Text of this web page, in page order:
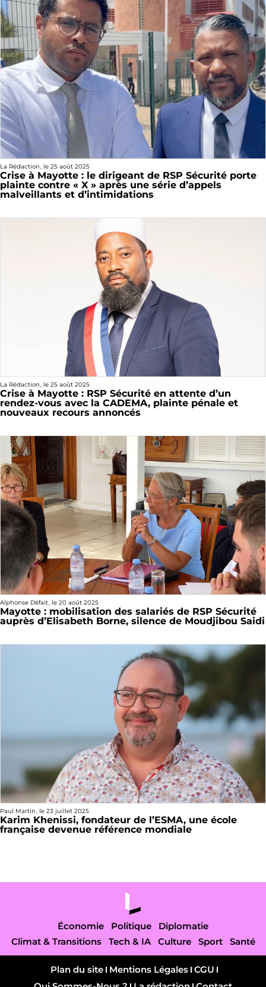
La Rédaction, le 25 août 2025
Crise à Mayotte : le dirigeant de RSP Sécurité porte
plainte contre « X » après une série d’appels
malveillants et d’intimidations
La Rédaction, le 25 août 2025
Crise à Mayotte : RSP Sécurité en attente d’un
rendez-vous avec la CADEMA, plainte pénale et
nouveaux recours annoncés
Alphonse Défait, le 20 août 2025
Mayotte : mobilisation des salariés de RSP Sécurité
auprès d’Elisabeth Borne, silence de Moudjibou Saidi
Paul Martin, le 23 juillet 2025
Karim Khenissi, fondateur de l’ESMA, une école
française devenue référence mondiale
Économie Politique
Diplomatie
Climat & Transitions
Tech & IA Culture Sport Santé
Plan du site Mentions Légales CGU